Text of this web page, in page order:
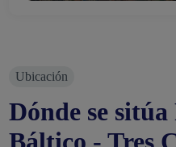
Ubicación
Dónde se